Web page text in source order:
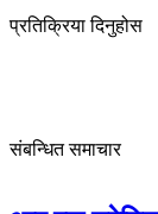
प्रतिक्रिया दिनुहोस
संबन्धित समाचार